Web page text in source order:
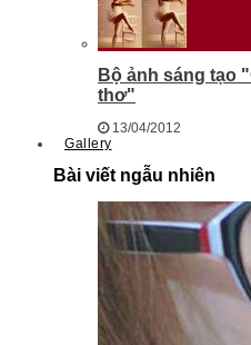
Bộ ảnh sáng tạo
thơ"
13/04/2012
Gallery
Bài viết ngẫu nhiên